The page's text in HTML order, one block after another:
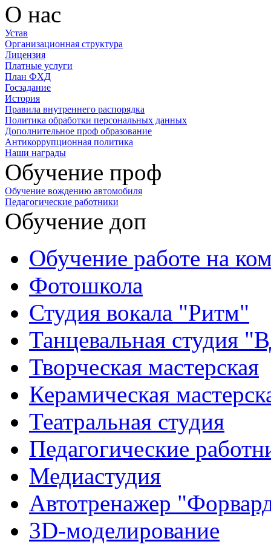
О нас
Устав
Организационная структура
Лицензия
Платные услуги
План ФХД
Госзадание
История
Правила внутреннего распорядка
Политика обработки персональных данных
Дополнительное проф образование
Антикоррупционная политика
Наши награды
Обучение проф
Обучение вождению автомобиля
Педагогические работники
Обучение доп
Обучение работе на
Фотошкола
Студия вокала "Ритм"
Танцевальная студия
Творческая мастерская
Керамическая
Театральная студия
Педагогические
Медиастудия
Автотренажер
3D-моделирование